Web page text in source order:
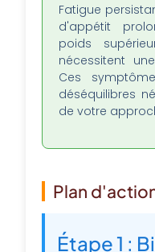
Fatigue
d'appétit
poids
nécessitent
Ces
déséquilibres
de votre
Plan
Étape 1 :